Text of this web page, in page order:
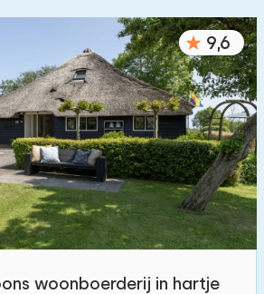
9,6
woonboerderij in hartje